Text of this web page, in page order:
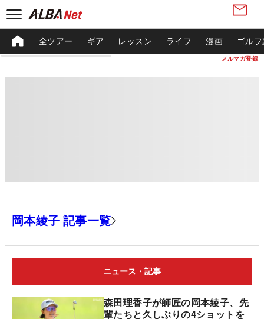
メルマガ登録
全ツアー ギア レッスン ライフ 漫画 ゴル
岡本綾子 記事一覧
ニュース・記事
森田理香子が師匠の岡本綾子、先
輩たちと久しぶりの4ショットを